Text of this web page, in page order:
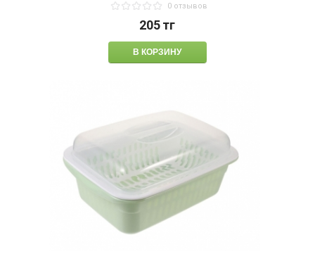
0 отзывов
205тг